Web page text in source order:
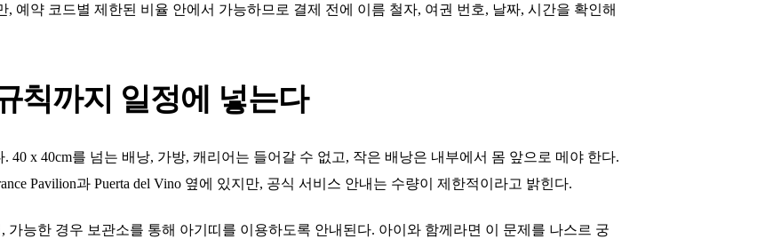
예약 코드별 제한된 비율 안에서 가능하므로 결제 전에 이름 철자, 여권 번호, 날짜, 시간을 확인해
칙까지 일정에 넣는다
40 x 40cm를 넘는 배낭, 가방, 캐리어는 들어갈 수 없고, 작은 배낭은 내부에서 몸 앞으로 메야 한다.
Pavilion과 Puerta del Vino 옆에 있지만, 공식 서비스 안내는 수량이 제한적이라고 밝힌다.
가능한 경우 보관소를 통해 아기띠를 이용하도록 안내된다. 아이와 함께라면 이 문제를 나스르 궁